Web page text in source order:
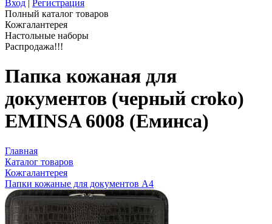
Вход | Регистрация
Полный каталог товаров
Кожгалантерея
Настольные наборы
Распродажа!!!
Папка кожаная для
документов (черный croko)
EMINSA 6008 (Еминса)
Главная
Каталог товаров
Кожгалантерея
Папки кожаные для документов А4